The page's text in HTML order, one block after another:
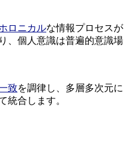
ロニカルな情報プロセスが
、個人意識は普遍的意識場
致を調律し、多層多次元に
統合します。